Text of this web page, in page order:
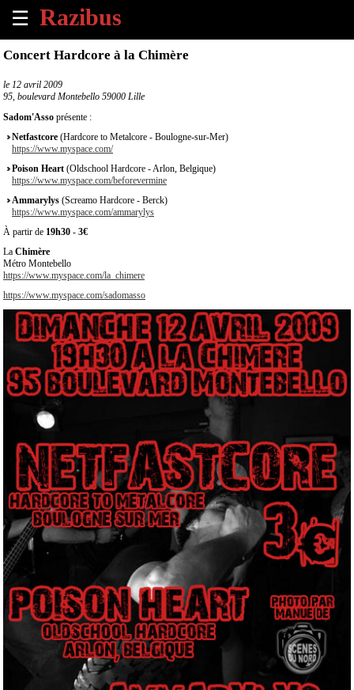
☰
×
Tous
évènements
à
venir
Annoncer
évènement
Contact
À
propos
Concert Hardcore à la Chimère
le 12 avril 2009
95, boulevard Montebello 59000 Lille
Sadom'Asso présente :
Netfastcore (Hardcore to Metalcore - Boulogne-sur-Mer)
https://www.myspace.com/
Poison Heart (Oldschool Hardcore - Arlon, Belgique)
https://www.myspace.com/beforevermine
Ammarylys (Screamo Hardcore - Berck)
https://www.myspace.com/ammarylys
À partir de 19h30 - 3€
La Chimère
Métro Montebello
https://www.myspace.com/la_chimere
https://www.myspace.com/sadomasso